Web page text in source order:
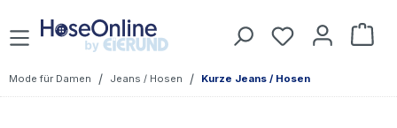
Zum Hauptinhalt springen Du hast 0
Mode für Damen / Jeans / Hosen / Kurze Jeans / Hosen